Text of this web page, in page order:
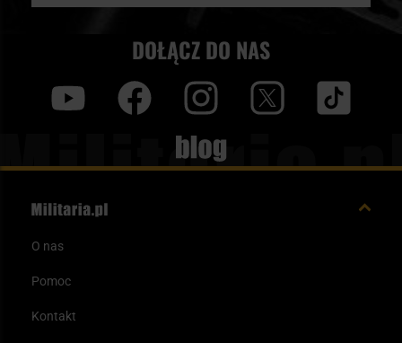
DOŁĄCZ DO NAS
Blog
O nas
Pomoc
Kontakt